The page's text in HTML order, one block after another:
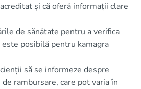
și că oferă informații clare
de sănătate pentru a verifica
este posibilă pentru kamagra
să se informeze despre
rambursare, care pot varia în